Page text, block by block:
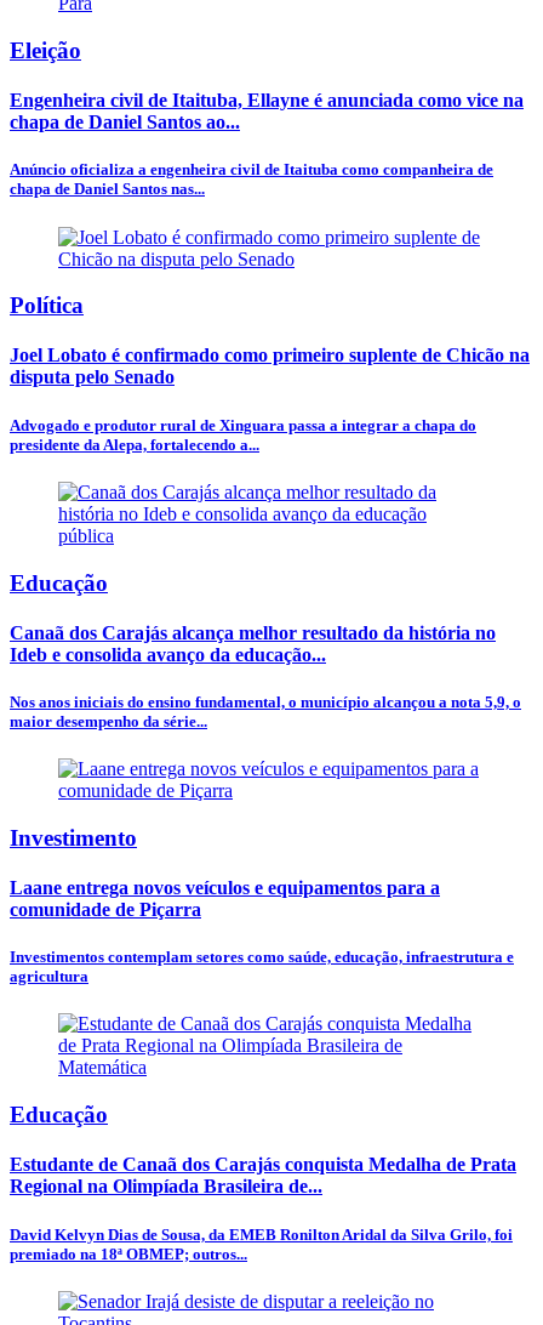
Eleição
Engenheira civil de Itaituba, Ellayne é anunciada como vice na
chapa de Daniel Santos ao...
Anúncio oficializa a engenheira civil de Itaituba como companheira de
chapa de Daniel Santos nas...
Política
Joel Lobato é confirmado como primeiro suplente de Chicão na
disputa pelo Senado
Advogado e produtor rural de Xinguara passa a integrar a chapa do
presidente da Alepa, fortalecendo a...
Educação
Canaã dos Carajás alcança melhor resultado da história no
Ideb e consolida avanço da educação...
Nos anos iniciais do ensino fundamental, o município alcançou a nota 5,9, o
maior desempenho da série...
Investimento
Laane entrega novos veículos e equipamentos para a
comunidade de Piçarra
Investimentos contemplam setores como saúde, educação, infraestrutura e
agricultura
Educação
Estudante de Canaã dos Carajás conquista Medalha de Prata
Regional na Olimpíada Brasileira de...
David Kelvyn Dias de Sousa, da EMEB Ronilton Aridal da Silva Grilo, foi
premiado na 18ª OBMEP; outros...